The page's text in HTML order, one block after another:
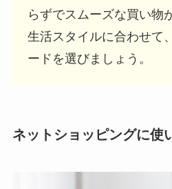
らずでスムーズな買い物
生活スタイルに合わせて
ードを選びましょう。
ネットショッピングに使